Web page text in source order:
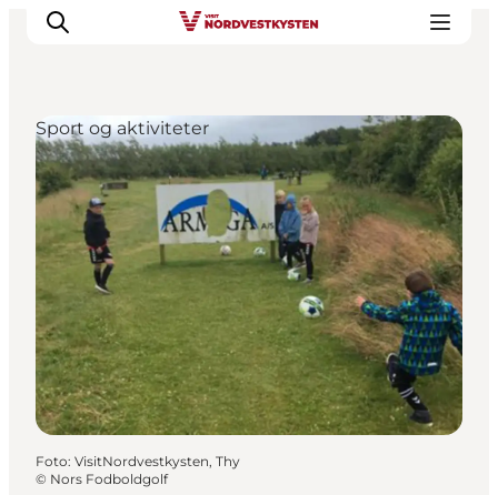
Feriesteder
Inspiration
Handicapvenlig ferie
Events
Overnatning
Planlæg din ferie
Sport og aktiviteter
Foto: VisitNordvestkysten, Thy
© Nors Fodboldgolf